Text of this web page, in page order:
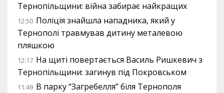
Тернопільщини: війна забирає найкращих
12:50 Поліція знайшла нападника, який у
Тернополі травмував дитину металевою
пляшкою
12:17 На щиті повертається Василь Ришкевич з
Тернопільщини: загинув під Покровськом
11:49 В парку “Загребелля” біля Тернополя